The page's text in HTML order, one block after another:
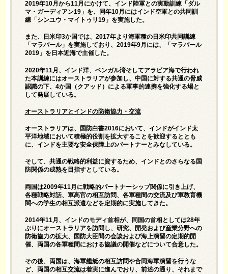
2019年10月から11月にかけて、インド陸軍との実動訓練「ダル
マ・ガーディアン19」を、同年10月にはインド空軍との共同訓
練「シンユウ・マイトゥリ19」を実施した。
また、日米印3か国では、2017年より海軍種の日米印共同訓練
「マラバール」を実施しており、2019年9月には、「マラバール
2019」を日本近海で主催した。
2020年11月、インド洋、ベンガル湾そしてアラビア海で行われ
た本訓練にはオーストラリアが参加し、中国に対する共通の脅威
認識の下、4か国（クアッド）による軍事的連携を強化する場と
して発展している。
オーストラリアとインドの防衛協力・交流
オーストラリアは、国防白書2016において、インドがインド太
平洋地域において積極的役割を拡大することを歓迎するととも
に、インドを主要な安全保障上のパートナーとみなしている。
そして、共通の戦略的利益に資するため、インドとのさらなる国
防関係の成熟を目指すとしている。
両国は2009年11月に戦略的パートナーシップ関係に引き上げ、
各種戦略対話、軍高官の相互訪問、各軍種間の交流及び軍教育機
関への学生の相互派遣などを定期的に実施してきた。
2014年11月、インドのモディ首相が、同国の首相としては28年
ぶりにオーストラリアを訪問し、研究、開発および産業分野への
防衛協力の拡大、国防大臣間の会談および海上演習の定期的開
催、両国の各軍種間における協議の開催などについて合意した。
その後、両国は、海軍艦艇の相互訪問や合同海軍演習を行うな
ど、両国の相互交流は着実に進んでおり、前述の通り、それまで